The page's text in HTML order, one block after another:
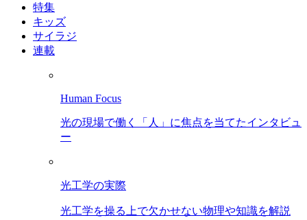
特集
キッズ
サイラジ
連載
Human Focus
光の現場で働く「人」に焦点を当てたインタビュ
ー
光工学の実際
光工学を操る上で欠かせない物理や知識を解説